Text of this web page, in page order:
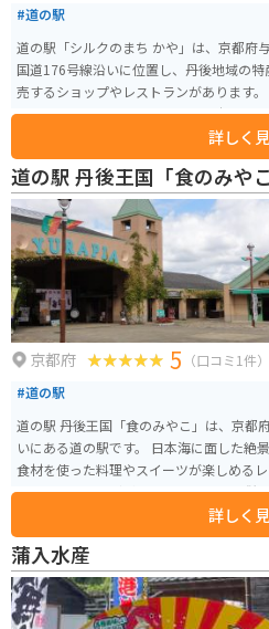
#道の駅
道の駅「シルクのまち かや」は、京都府
国道176号線沿いに位置し、丹後地域の
売するショップやレストランがあります。 周辺には、かやぶき屋根の民家が
建ち並ぶ「かやぶきの里」や、日本三景
スポットも充実しています。バイクで訪
のワインディングロードは景色も良くおすすめです。 丹後
介類も有名なので、海鮮丼などのグルメ
外のお土産として、地元産の野菜や果物
詳しく
道の駅 丹後王国「食のみやこ
京都府 5 （口コミ1件）
#道の駅
道の駅 丹後王国「食のみやこ」は、京都
いにある道の駅です。 日本海に面した絶景のロケーションで、地元の新鮮な
食材を使った料理やスイーツが楽しめる
するショップなどがあります。 また、併設されている遊園地「ちびっこ王
国」には、ゴーカートや観覧車などのア
しむことができます。 バイクで訪れる場合、日本海沿いの美しい景色を眺め
ながらのツーリングがおすすめです。 道の駅には、広々とした駐車場が完備
されているので、休憩場所としても最適です。 地元の名産品として
の海の幸を使った干物や海産物の加工品
が人気です。 道の駅 丹後王国「食のみやこ」は、地元の魅力が詰まった道の
詳しく
蒲入水産